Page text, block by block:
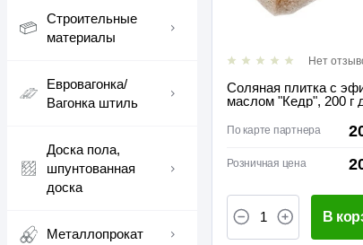
Строительные
материалы
Евровагонка/
Вагонка штиль
Доска пола,
шпунтованная
доска
Металлопрокат
Нет
Соляная плитка с
маслом "Кедр", 200 г
штучки"
По карте партнера
Розничная цена
В